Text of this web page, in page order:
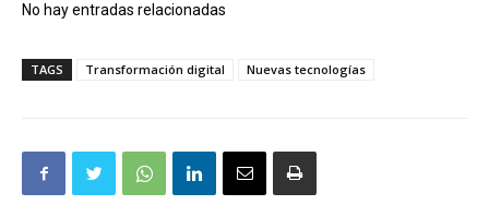
No hay entradas relacionadas
TAGS Transformación digital Nuevas tecnologías